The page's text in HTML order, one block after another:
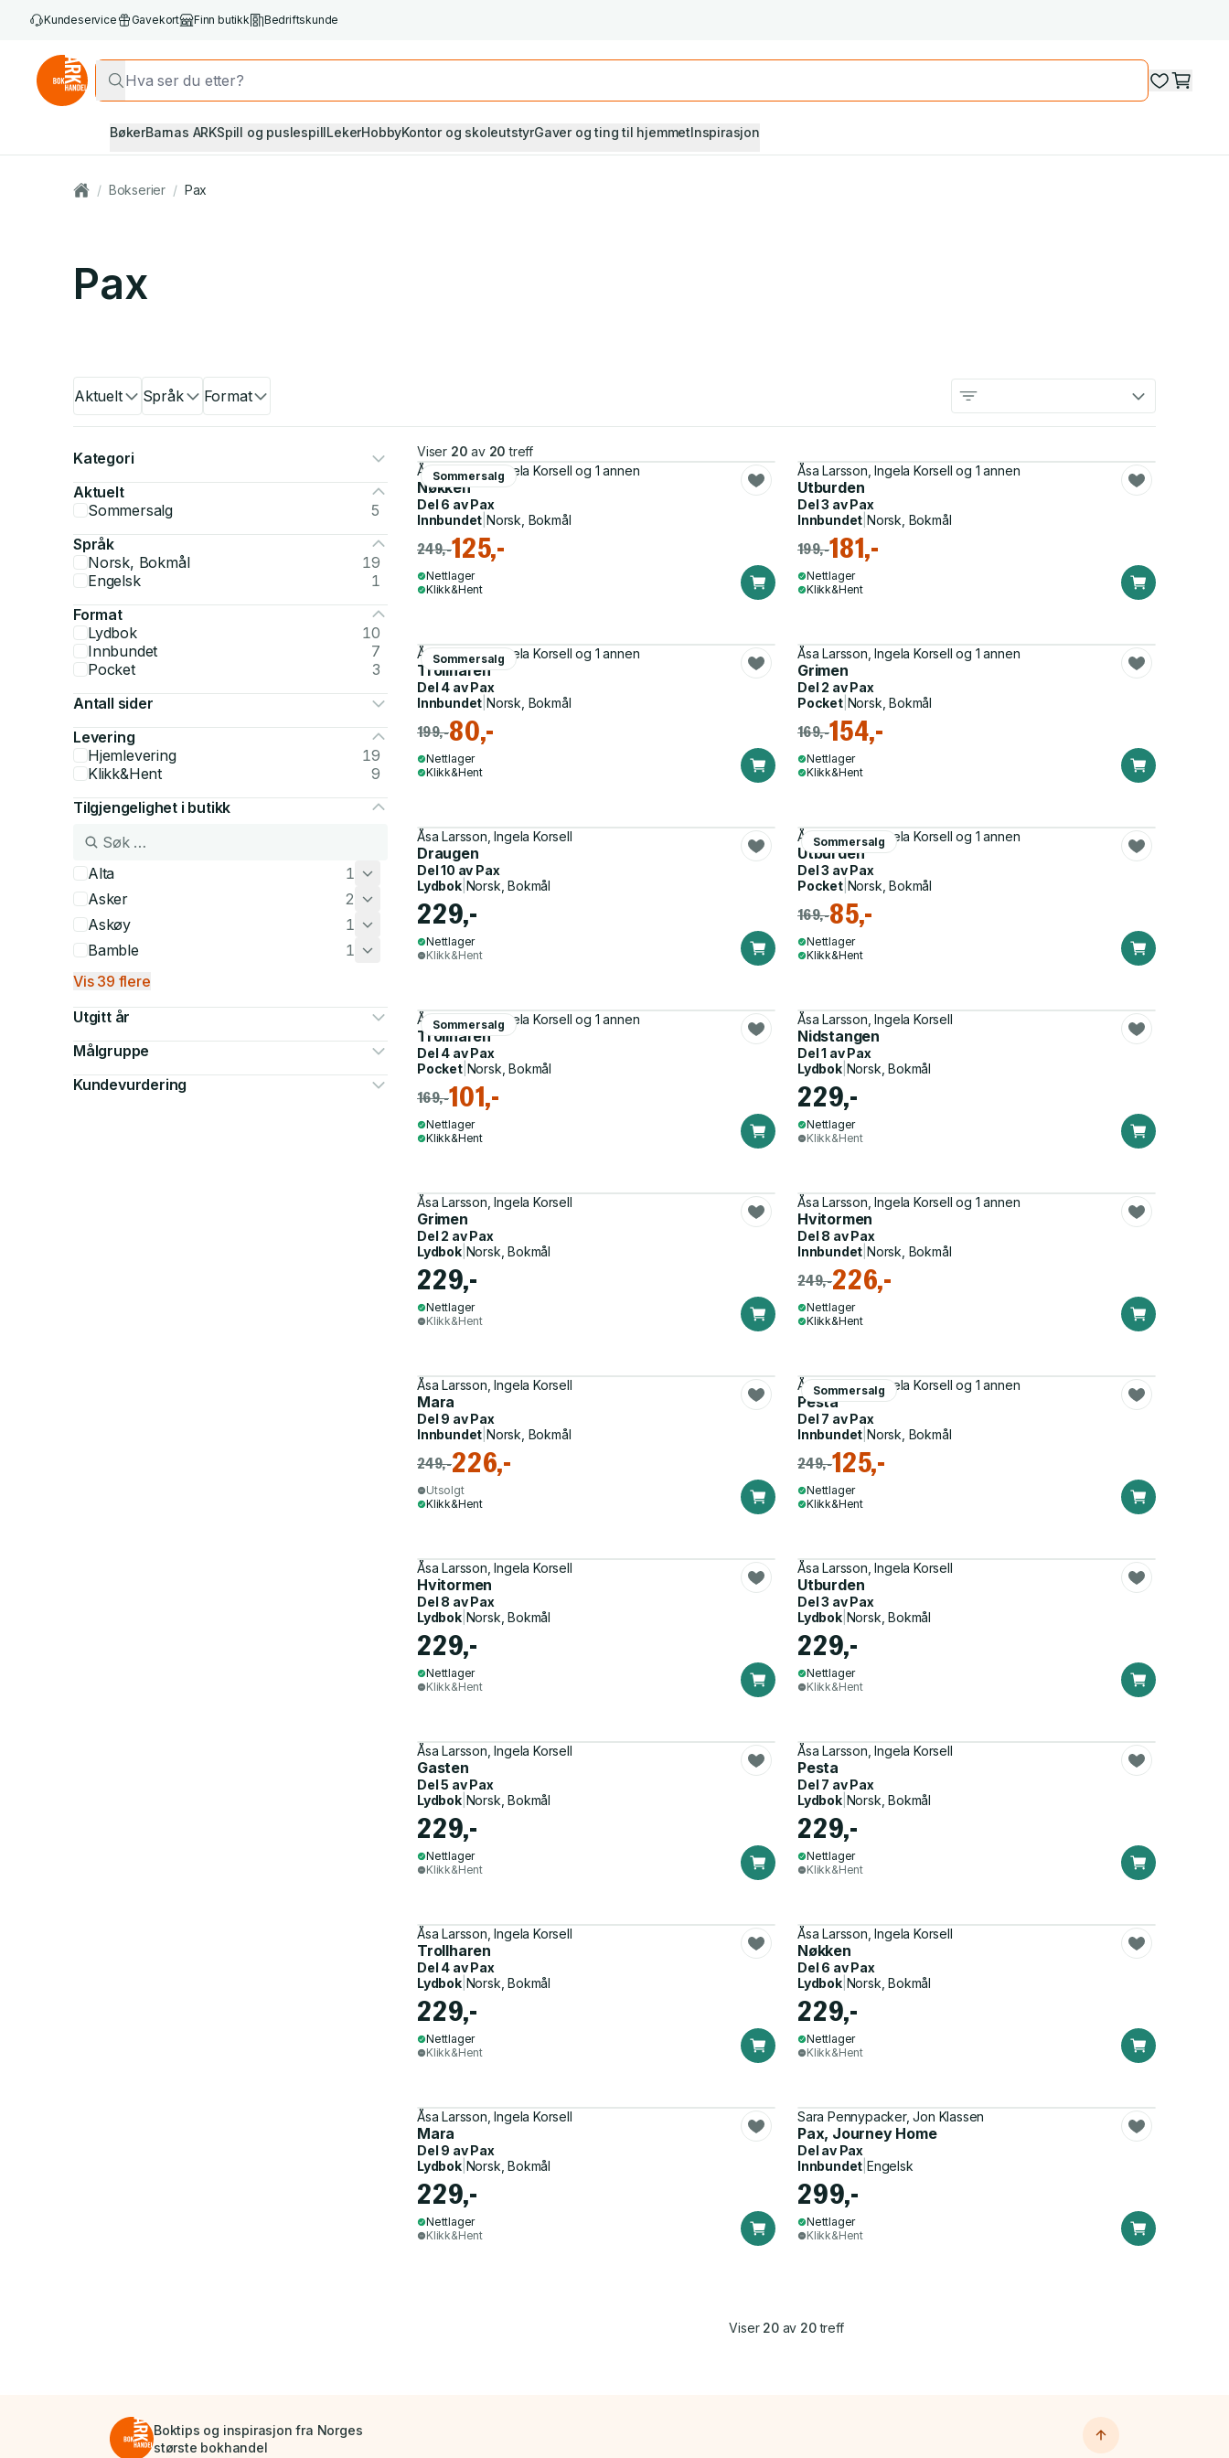
Kundeservice Gavekort Finn butikk Bedriftskunde
BøkerBarnas ARKSpill og puslespillLekerHobbyKontor og skoleutstyrGaver og ting til hjemmetInspirasjon
/ Bokserier / Pax
Pax
Aktuelt Språk Format
Kategori
Aktuelt
Sommersalg
5
Språk
Norsk, Bokmål
19
Engelsk
1
Format
Lydbok
10
Innbundet
7
Pocket
3
Antall sider
Levering
Hjemlevering
19
Klikk&Hent
9
Tilgjengelighet i butikk
Alta
1
Asker
2
Askøy
1
Bamble
1
Vis 39 flere
Utgitt år
Målgruppe
Kundevurdering
Viser 20 av 20 treff
Sommersalg
Åsa Larsson, Ingela Korsell og 1 annen
Nøkken
Del 6 avPax
Innbundet |Norsk, Bokmål
249,-125,-
Nettlager
Klikk&Hent
Åsa Larsson, Ingela Korsell og 1 annen
Utburden
Del 3 avPax
Innbundet |Norsk, Bokmål
199,-181,-
Nettlager
Klikk&Hent
Sommersalg
Åsa Larsson, Ingela Korsell og 1 annen
Trollharen
Del 4 avPax
Innbundet |Norsk, Bokmål
199,-80,-
Nettlager
Klikk&Hent
Åsa Larsson, Ingela Korsell og 1 annen
Grimen
Del 2 avPax
Pocket| Norsk, Bokmål
169,-154,-
Nettlager
Klikk&Hent
Åsa Larsson, Ingela Korsell
Draugen
Del 10 av Pax
Lydbok| Norsk, Bokmål
229,-
Nettlager
Klikk&Hent
Sommersalg
Åsa Larsson, Ingela Korsell og 1 annen
Utburden
Del 3 avPax
Pocket| Norsk, Bokmål
169,-85,-
Nettlager
Klikk&Hent
Sommersalg
Åsa Larsson, Ingela Korsell og 1 annen
Trollharen
Del 4 avPax
Pocket| Norsk, Bokmål
169,-101,-
Nettlager
Klikk&Hent
Åsa Larsson, Ingela Korsell
Nidstangen
Del 1 avPax
Lydbok| Norsk, Bokmål
229,-
Nettlager
Klikk&Hent
Åsa Larsson, Ingela Korsell
Grimen
Del 2 avPax
Lydbok| Norsk, Bokmål
229,-
Nettlager
Klikk&Hent
Åsa Larsson, Ingela Korsell og 1 annen
Hvitormen
Del 8 avPax
Innbundet |Norsk, Bokmål
249,-226,-
Nettlager
Klikk&Hent
Åsa Larsson, Ingela Korsell
Mara
Del 9 avPax
Innbundet |Norsk, Bokmål
249,-226,-
Utsolgt
Klikk&Hent
Sommersalg
Åsa Larsson, Ingela Korsell og 1 annen
Pesta
Del 7 avPax
Innbundet |Norsk, Bokmål
249,-125,-
Nettlager
Klikk&Hent
Åsa Larsson, Ingela Korsell
Hvitormen
Del 8 avPax
Lydbok| Norsk, Bokmål
229,-
Nettlager
Klikk&Hent
Åsa Larsson, Ingela Korsell
Utburden
Del 3 avPax
Lydbok| Norsk, Bokmål
229,-
Nettlager
Klikk&Hent
Åsa Larsson, Ingela Korsell
Gasten
Del 5 avPax
Lydbok| Norsk, Bokmål
229,-
Nettlager
Klikk&Hent
Åsa Larsson, Ingela Korsell
Pesta
Del 7 avPax
Lydbok| Norsk, Bokmål
229,-
Nettlager
Klikk&Hent
Åsa Larsson, Ingela Korsell
Trollharen
Del 4 avPax
Lydbok| Norsk, Bokmål
229,-
Nettlager
Klikk&Hent
Åsa Larsson, Ingela Korsell
Nøkken
Del 6 avPax
Lydbok| Norsk, Bokmål
229,-
Nettlager
Klikk&Hent
Åsa Larsson, Ingela Korsell
Mara
Del 9 avPax
Lydbok| Norsk, Bokmål
229,-
Nettlager
Klikk&Hent
Sara Pennypacker, Jon Klassen
Pax, Journey Home
Del av Pax
Innbundet |Engelsk
299,-
Nettlager
Klikk&Hent
Viser 20av 20treff
Boktips og inspirasjon fra Norges
største bokhandel